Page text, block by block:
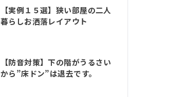
【実例１５選】狭い部屋の二人
暮らしお洒落レイアウト
【防音対策】下の階がうるさい
から”床ドン”は退去です。